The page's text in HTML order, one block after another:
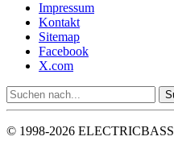
Impressum
Kontakt
Sitemap
Facebook
X.com
© 1998-2026 ELECTRICBASS